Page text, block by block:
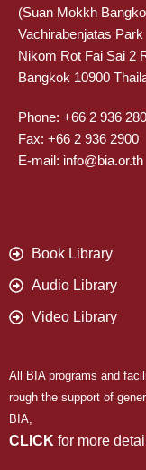
(Suan Mokkh
Vachirabenjatas Park
Nikom Rot Fai Sai 2
Bangkok 10900
Phone: +66 2 936
Fax: +66 2 936 2900
E-mail: info@bia.or.th
Book Library
Audio Library
Video Library
All BIA programs and
rough the support of
BIA,
CLICK for more